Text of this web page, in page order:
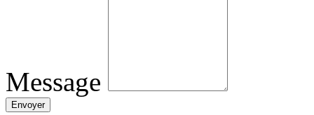
Message